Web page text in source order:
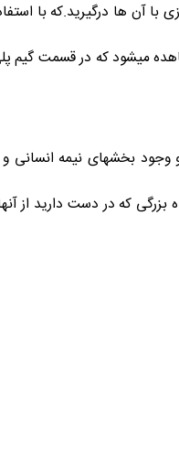
آن ها درگیرید.که با
میشود که در قسمت گیم
وجود بخشهای نیمه انسانی
که در دست دارید از